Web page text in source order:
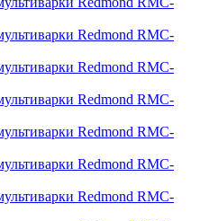
Redmond RMC-
Redmond RMC-
Redmond RMC-
Redmond RMC-
Redmond RMC-
Redmond RMC-